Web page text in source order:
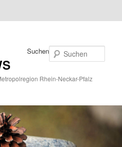
Rhein-Neckar-Pfalz
Suchen